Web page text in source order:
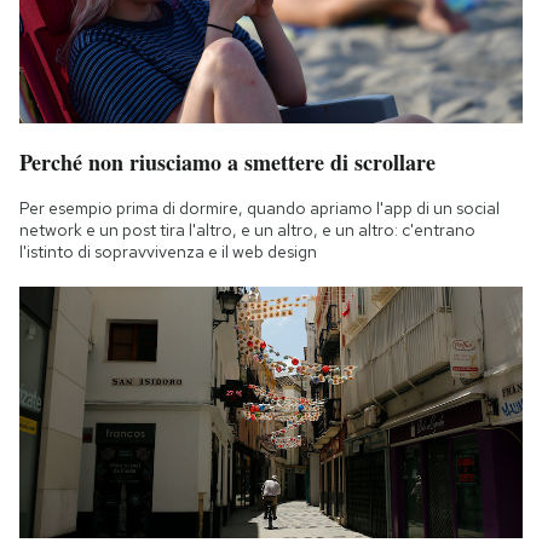
Perché non riusciamo a smettere di scrollare
Per esempio prima di dormire, quando apriamo l'app di un social
network e un post tira l'altro, e un altro, e un altro: c'entrano
l'istinto di sopravvivenza e il web design